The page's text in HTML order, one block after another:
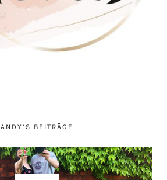
ANDY’S BEITRÄGE